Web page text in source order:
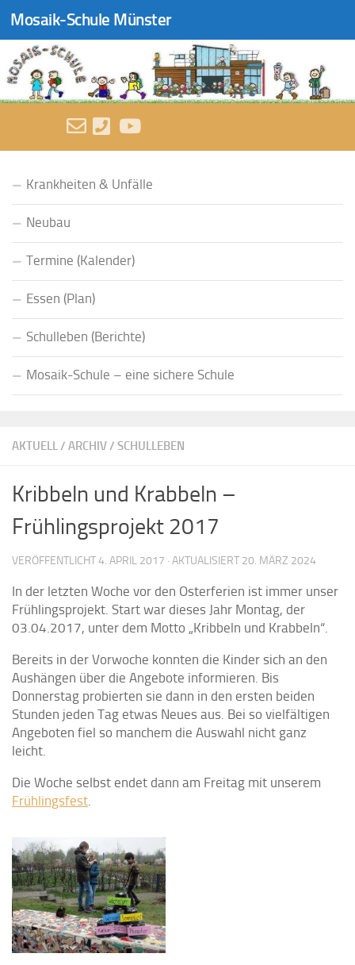
Zum Inhalt springen
Mosaik-Schule Münster
AKTUELL/ ARCHIV/ SCHULLEBEN
Kribbeln und Krabbeln –
Frühlingsprojekt 2017
VERÖFFENTLICHT4. APRIL 2017 · AKTUALISIERT 20. MÄRZ 2024
In der letzten Woche vor den Osterferien ist immer unser
Frühlingsprojekt. Start war dieses Jahr Montag, der
03.04.2017, unter dem Motto „Kribbeln und Krabbeln“.
Bereits in der Vorwoche konnten die Kinder sich an den
Aushängen über die Angebote informieren. Bis
Donnerstag probierten sie dann in den ersten beiden
Stunden jeden Tag etwas Neues aus. Bei so vielfältigen
Angeboten fiel so manchem die Auswahl nicht ganz
leicht.
Die Woche selbst endet dann am Freitag mit unserem
Frühlingsfest
Krankheiten & Unfälle
Neubau
Termine (Kalender)
Essen (Plan)
Schulleben (Berichte)
Mosaik-Schule – eine sichere Schule